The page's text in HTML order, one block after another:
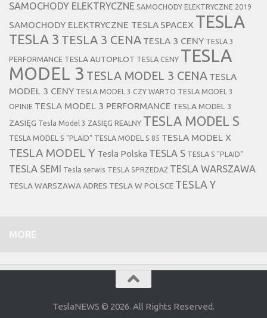
SAMOCHODY ELEKTRYCZNE SAMOCHODY ELEKTRYCZNE 2019
SAMOCHODY ELEKTRYCZNE TESLA SPACEX TESLA
TESLA 3 TESLA 3 CENA TESLA 3 CENY TESLA 3
PERFORMANCE TESLA AUTOPILOT TESLA CENY TESLA
MODEL 3 TESLA MODEL 3 CENA TESLA
MODEL 3 CENY TESLA MODEL 3 CZY WARTO TESLA MODEL 3
OPINIE TESLA MODEL 3 PERFORMANCE TESLA MODEL 3
ZASIĘG Tesla Model 3 ZASIĘG REALNY TESLA MODEL S
TESLA MODEL S "PLAID" TESLA MODEL S 85 TESLA MODEL X
TESLA MODEL Y Tesla Polska TESLA S TESLA S "PLAID"
TESLA SEMI Tesla serwis TESLA SPRZEDAŻ TESLA WARSZAWA
TESLA WARSZAWA ADRES TESLA W POLSCE TESLA Y
MORE
TeslaNEWS © 2026. All Rights Reserved.